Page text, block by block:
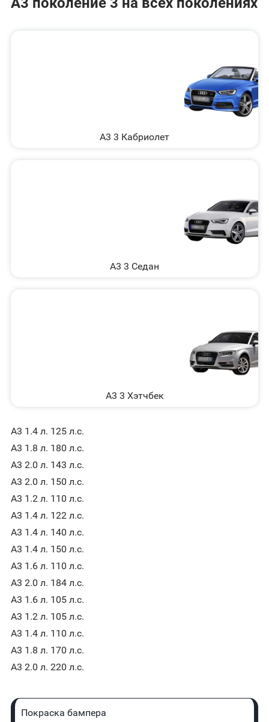
A3 3 Кабриолет
A3 3 Седан
A3 3 Хэтчбек
A3 1.4 л. 125 л.с.
A3 1.8 л. 180 л.с.
A3 2.0 л. 143 л.с.
A3 2.0 л. 150 л.с.
A3 1.2 л. 110 л.с.
A3 1.4 л. 122 л.с.
A3 1.4 л. 140 л.с.
A3 1.4 л. 150 л.с.
A3 1.6 л. 110 л.с.
A3 2.0 л. 184 л.с.
A3 1.6 л. 105 л.с.
A3 1.2 л. 105 л.с.
A3 1.4 л. 110 л.с.
A3 1.8 л. 170 л.с.
A3 2.0 л. 220 л.с.
Покраска бампера